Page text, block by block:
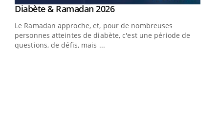
Youtube
Diabète & Ramadan 2026Youtube
Le Ramadan approche, et, pour de nombreuses
personnes atteintes de diabète, c'est une période de
questions, de défis, mais ...